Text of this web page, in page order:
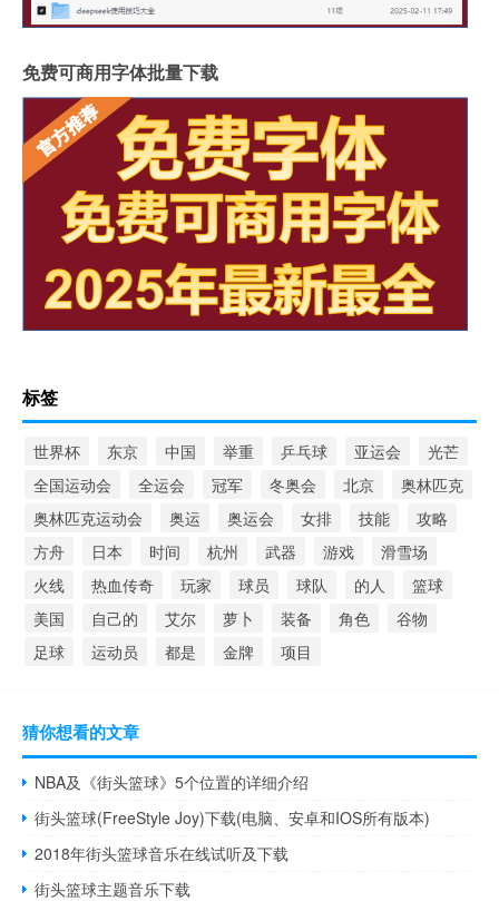
免费可商用字体批量下载
标签
世界杯 东京 中国 举重 乒乓球 亚运会
光芒
全国运动会
全运会 冠军 冬奥会 北京
奥林匹克
奥林匹克运动会
奥运 奥运会 女排 技能
攻略
方舟
日本 时间 杭州 武器 游戏
滑雪场
火线
热血传奇 玩家 球员 球队 的人
篮球
美国
自己的 艾尔 萝卜 装备 角色
谷物
足球
运动员 都是 金牌 项目
猜你想看的文章
NBA及《街头篮球》5个位置的详细介绍
街头篮球(FreeStyle Joy)下载(电脑、安卓和IOS所有版本)
2018年街头篮球音乐在线试听及下载
街头篮球主题音乐下载